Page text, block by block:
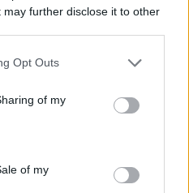
may further disclose it to other
Opt Outs